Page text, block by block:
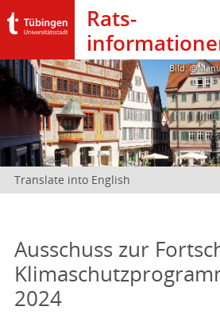
Rats­
Bild:
Translate into English
Ausschuss zur
2024